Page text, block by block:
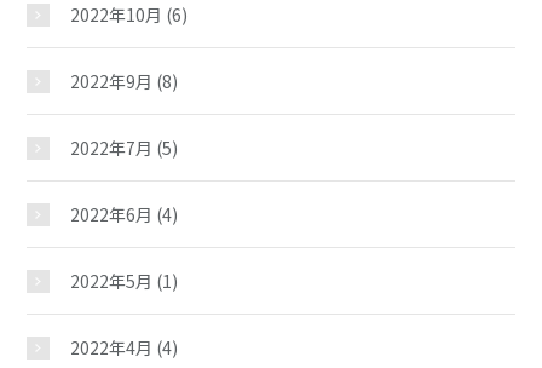
2022年10月 (6)
2022年9月 (8)
2022年7月 (5)
2022年6月 (4)
2022年5月 (1)
2022年4月 (4)